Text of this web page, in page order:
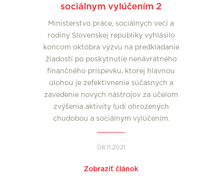
sociálnym vylúčením 2
Ministerstvo práce, sociálnych vecí a
rodiny Slovenskej republiky vyhlásilo
koncom októbra výzvu na predkladanie
žiadostí po poskytnutie nenávratného
finančného príspevku, ktorej hlavnou
úlohou je zefektívnenie súčasných a
zavedenie nových nástrojov za účelom
zvýšenia aktivity ľudí ohrozených
chudobou a sociálnym vylúčením.
08.11.2021
Zobraziť článok